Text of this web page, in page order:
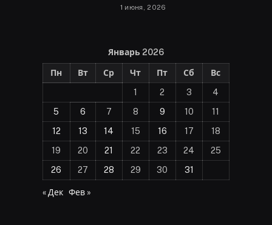
1 июня, 2026
Январь 2026
Пн Вт Ср Чт Пт Сб
Вс
1
2 3
4
5
6 7 8 9 10
11
12
13 14 15 16 17
18
19
20 21 22 23 24
25
26
27 28 29 30 31
« Дек Фев »